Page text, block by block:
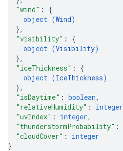
"wind" : {
object (Wind)
},
"visibility" : {
object (Visibility)
},
"iceThickness" : {
object (IceThickness)
},
"isDaytime" : boolean,
"relativeHumidity" : integer
"uvIndex" : integer,
"thunderstormProbability" :
"cloudCover" : integer
}